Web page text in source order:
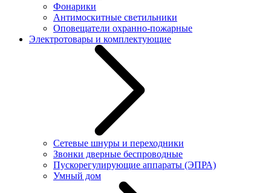
Фонарики
Антимоскитные светильники
Оповещатели охранно-пожарные
Электротовары и комплектующие
Сетевые шнуры и переходники
Звонки дверные беспроводные
Пускорегулирующие аппараты (ЭПРА)
Умный дом